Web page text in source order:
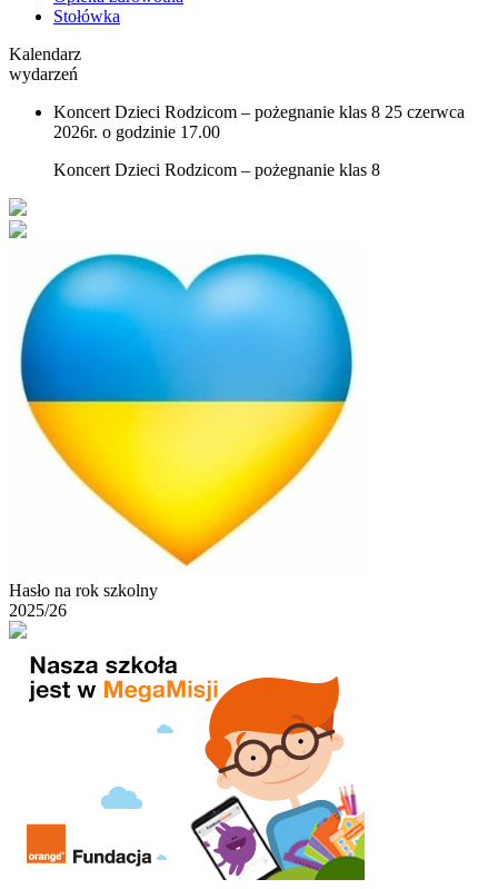
Stołówka
Kalendarz
wydarzeń
Koncert Dzieci Rodzicom – pożegnanie klas 8 25 czerwca
2026r. o godzinie 17.00
Koncert Dzieci Rodzicom – pożegnanie klas 8
Hasło na rok szkolny
2025/26